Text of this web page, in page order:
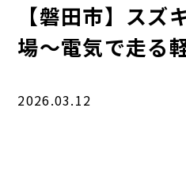
【磐田市】スズ
場～電気で走る
2026.03.12